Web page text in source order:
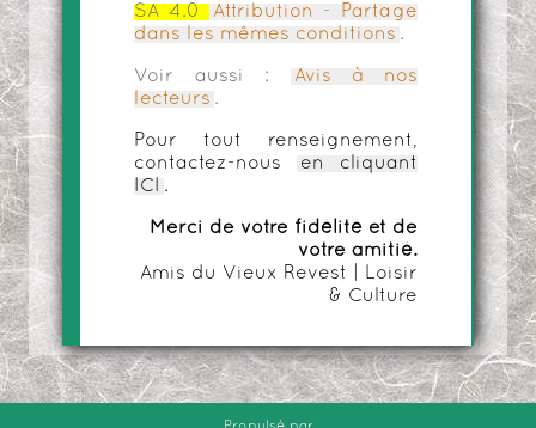
SA 4.0
Attribution - Partage
dans les mêmes conditions .
Voir aussi :
Avis à nos
lecteurs .
Pour tout renseignement,
contactez-nous
en cliquant
ICI
.
Merci de votre fidélité et de
votre amitié.
Amis du Vieux Revest | Loisir
& Culture